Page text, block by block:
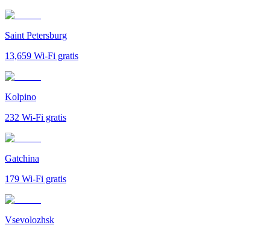
Saint Petersburg
13,659 Wi-Fi gratis
Kolpino
232 Wi-Fi gratis
Gatchina
179 Wi-Fi gratis
Vsevolozhsk